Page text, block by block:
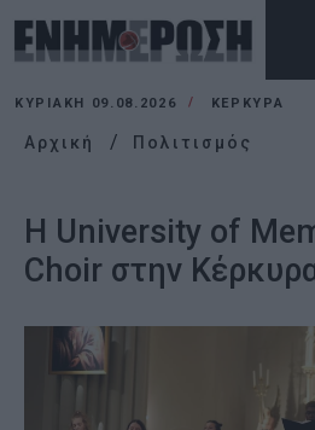
ΚΥΡΙΑΚΉ 09.08.2026 ΚΕΡΚΥΡΑ
Αρχική Πολιτισμός
H University of
Choir στην